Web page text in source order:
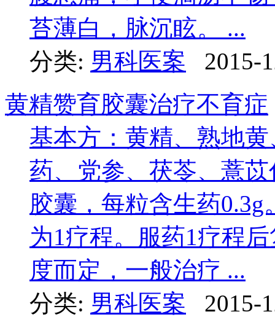
苔薄白，脉沉眩。 ...
分类: 男科医案
2015-
黄精赞育胶囊治疗不育症
基本方：黄精、熟地
药、党参、茯苓、薏
胶囊，每粒含生药
为1疗程。服药1疗程
度而定，一般治疗 ...
分类: 男科医案
2015-